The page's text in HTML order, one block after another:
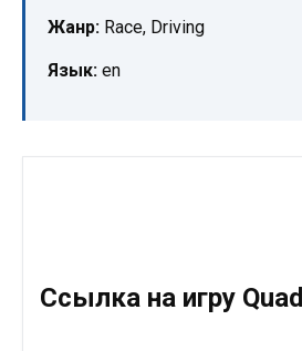
Жанр: Race, Driving
Язык: en
Ссылка на игру